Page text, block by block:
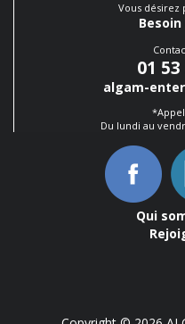
Vous désirez
01
algam-
Du lundi au
Qui